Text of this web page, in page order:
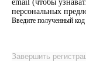
email (чтобы
персональных
Введите полученный
Завершить